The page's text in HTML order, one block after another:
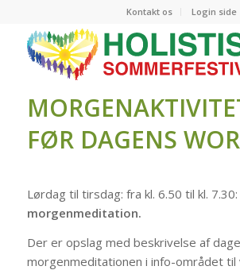
Kontakt os Login side
FØR DAGENS
Lørdag til tirsdag: fra kl. 6.50 til kl. 7.30:
morgenmeditation.
Der er opslag med beskrivelse af
morgenmeditationen i info-området